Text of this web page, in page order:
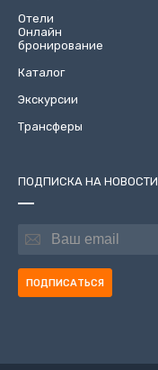
Отели
Онлайн
бронирование
Каталог
Экскурсии
Трансферы
ПОДПИСКА НА НОВОСТИ
ПОДПИСАТЬСЯ